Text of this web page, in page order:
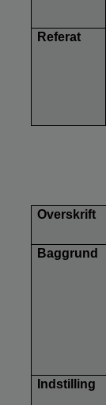
Referat
Overskrift
Baggrund
Indstilling